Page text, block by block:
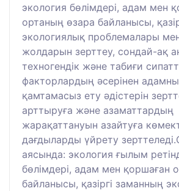
экология бөлімдері, адам мен
ортаның өзара байланысы,
экологиялық проблемалары
жолдарын зерттеу, сондай-ақ
техногендік және табиғи
факторлардың әсерінен
қамтамасыз ету әдістерін
арттыруға және азаматтардың
жарақаттануын азайтуға
дағдыларды үйрету
аясында: экология ғылым
бөлімдері, адам мен қоршаған
байланысы, қазіргі заманның